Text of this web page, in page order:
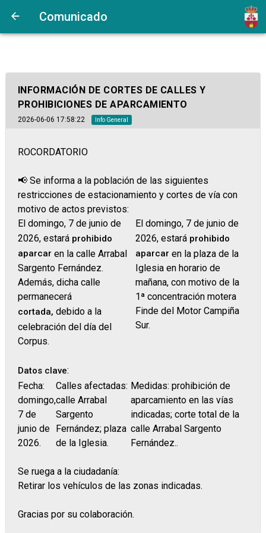
Comunicado
INFORMACIÓN DE CORTES DE CALLES Y
PROHIBICIONES DE APARCAMIENTO
2026-06-06 17:58:22 Info General
ROCORDATORIO
📢 Se informa a la población de las siguientes
restricciones de estacionamiento y cortes de vía con
motivo de actos previstos:
El domingo, 7 de junio de
2026, estará prohibido
aparcar en la calle Arrabal
Sargento Fernández.
Además, dicha calle
permanecerá
cortada, debido a la
celebración del día del
Corpus.
El domingo, 7 de junio de
2026, estará prohibido
aparcar en la plaza de la
Iglesia en horario de
mañana, con motivo de la
1ª concentración motera
Finde del Motor Campiña
Sur.
Datos clave:
Fecha:
domingo,
7 de
junio de
2026.
Calles afectadas:
calle Arrabal
Sargento
Fernández; plaza
de la Iglesia.
Medidas: prohibición de
aparcamiento en las vías
indicadas; corte total de la
calle Arrabal Sargento
Fernández..
Se ruega a la ciudadanía:
Retirar los vehículos de las zonas indicadas.
Gracias por su colaboración.